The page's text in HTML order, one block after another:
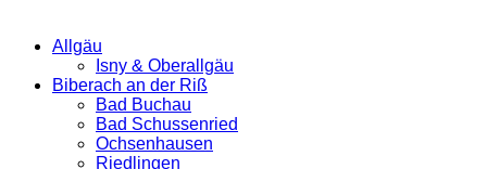
Allgäu
Isny & Oberallgäu
Biberach an der Riß
Bad Buchau
Bad Schussenried
Ochsenhausen
Riedlingen